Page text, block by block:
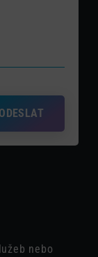
ODESLAT
nebo